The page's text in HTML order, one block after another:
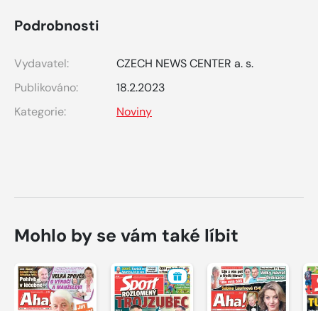
Podrobnosti
Vydavatel:
CZECH NEWS CENTER a. s.
Publikováno:
18.2.2023
Kategorie:
Noviny
Mohlo by se vám také líbit